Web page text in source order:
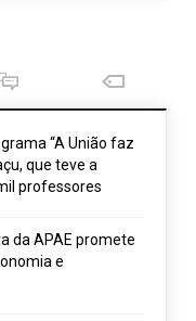
“A União faz
que teve a
professores
da APAE promete
e